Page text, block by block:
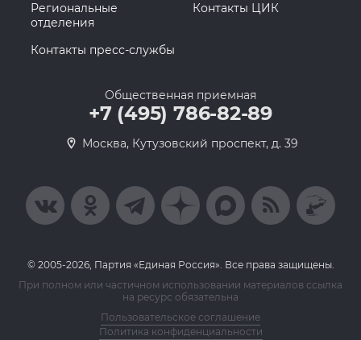
Региональные
отделения
Контакты ЦИК
Контакты пресс-службы
Общественная приемная
+7 (495) 786-82-89
Москва, Кутузовский проспект, д. 39
© 2005-2026, Партия «Единая Россия». Все права защищены.
При полном или частичном использовании материалов ссылка
на ресурс обязательна
Пользовательское соглашение
Политика конфиденциальности